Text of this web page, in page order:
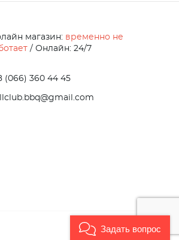
магазин: временно не
/ Онлайн: 24/7
(066) 360 44 45
Задать вопрос